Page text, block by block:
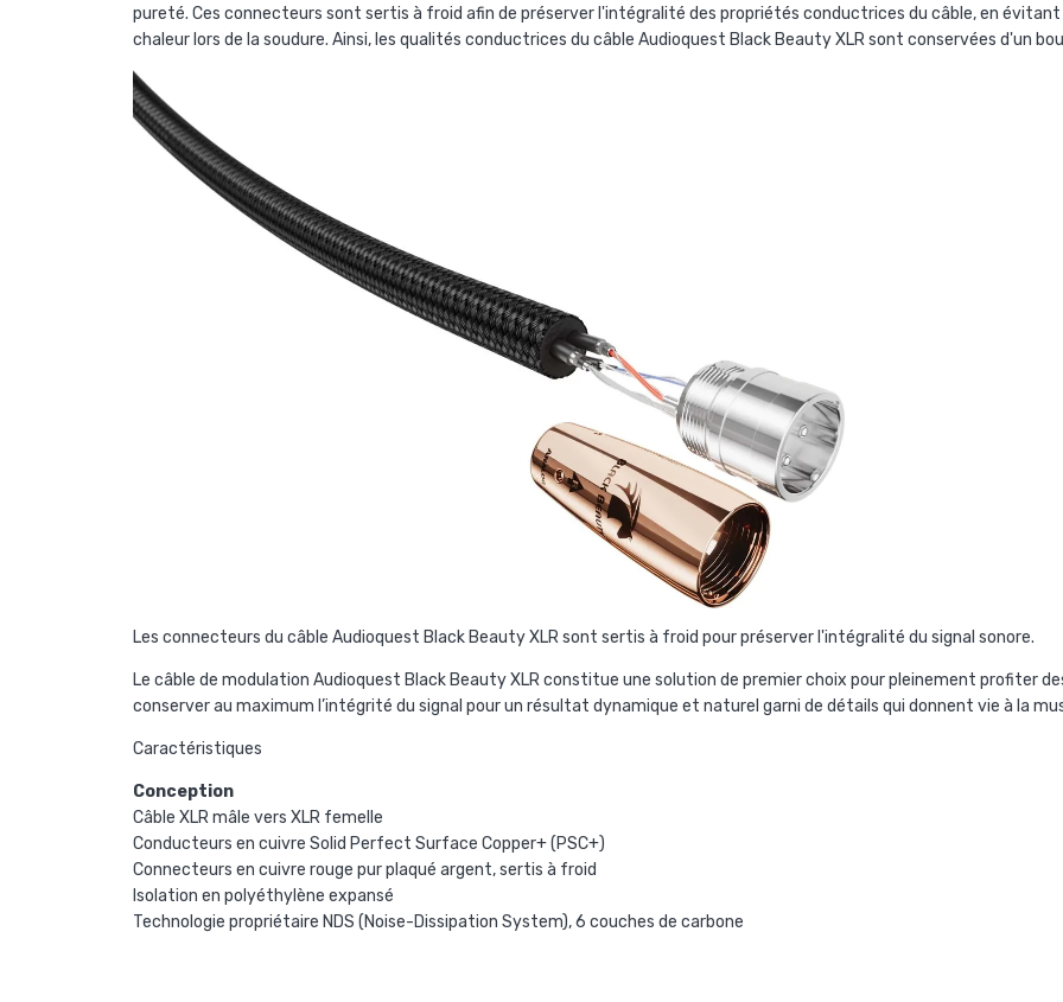
pureté. Ces connecteurs sont sertis à froid afin de préserver l'intégralité des propriétés conductrices du câble, en
chaleur lors de la soudure. Ainsi, les qualités conductrices du câble Audioquest Black Beauty XLR sont conservées d'un
Les connecteurs du câble Audioquest Black Beauty XLR sont sertis à froid pour préserver l'intégralité du signal sonore.
Le câble de modulation Audioquest Black Beauty XLRconstitue une solution de premier choix pour pleinement profiter
conserver au maximum l’intégrité du signal pour un résultat dynamique et naturel garni de détails qui donnent vie à la
Caractéristiques
Conception
Câble XLR mâle vers XLR femelle
Conducteurs en cuivre Solid Perfect Surface Copper+ (PSC+)
Connecteurs en cuivre rouge pur plaqué argent, sertis à froid
Isolation en polyéthylène expansé
Technologie propriétaire NDS (Noise-Dissipation System), 6 couches de carbone